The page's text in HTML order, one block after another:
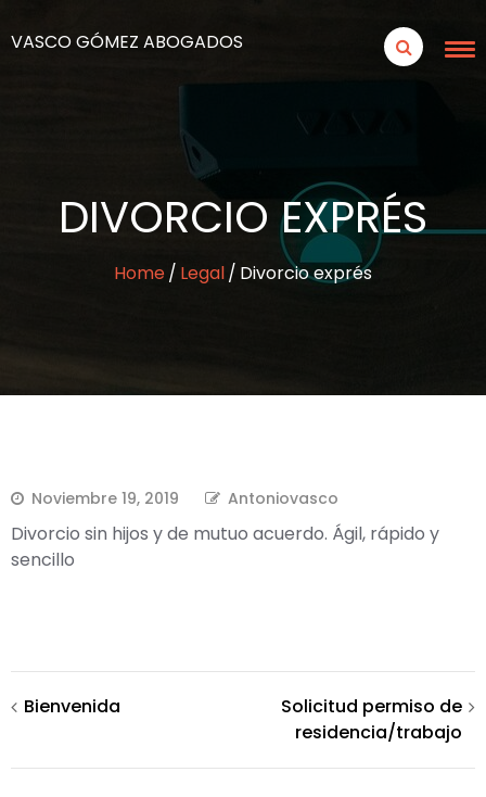
VASCO GÓMEZ ABOGADOS
DIVORCIO EXPRÉS
Home Legal Divorcio exprés
Noviembre 19, 2019 Antoniovasco
Divorcio sin hijos y de mutuo acuerdo. Ágil, rápido y
sencillo
Navegación
de
Bienvenida
Solicitud permiso de
residencia/trabajo